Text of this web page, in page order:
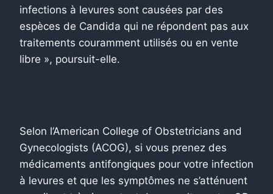
infections à levures sont causées par des
espèces de Candida qui ne répondent pas aux
traitements couramment utilisés ou en vente
libre », poursuit-elle.
Selon l’American College of Obstetricians and
Gynecologists (ACOG), si vous prenez des
médicaments antifongiques pour votre infection
à levures et que les symptômes ne s’atténuent